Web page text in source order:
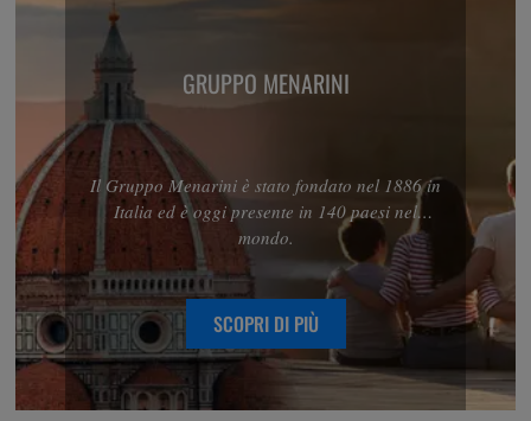
GRUPPO MENARINI
Il Gruppo Menarini è stato fondato nel 1886 in
Italia ed è oggi presente in 140 paesi nel
mondo.
SCOPRI DI PIÙ